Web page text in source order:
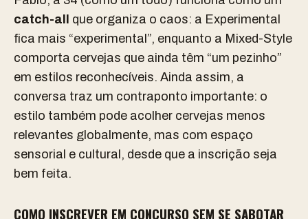
catch-all
que organiza o caos: a Experimental
fica mais “experimental”, enquanto a Mixed-Style
comporta cervejas que ainda têm “um pezinho”
em estilos reconhecíveis. Ainda assim, a
conversa traz um contraponto importante: o
estilo também pode acolher cervejas menos
relevantes globalmente, mas com espaço
sensorial e cultural, desde que a inscrição seja
bem feita.
COMO INSCREVER EM CONCURSO SEM SE SABOTAR